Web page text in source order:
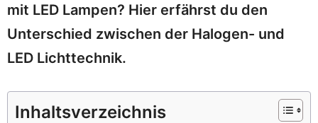
mit LED Lampen? Hier erfährst du den
Unterschied zwischen der Halogen- und
LED Lichttechnik.
Inhaltsverzeichnis